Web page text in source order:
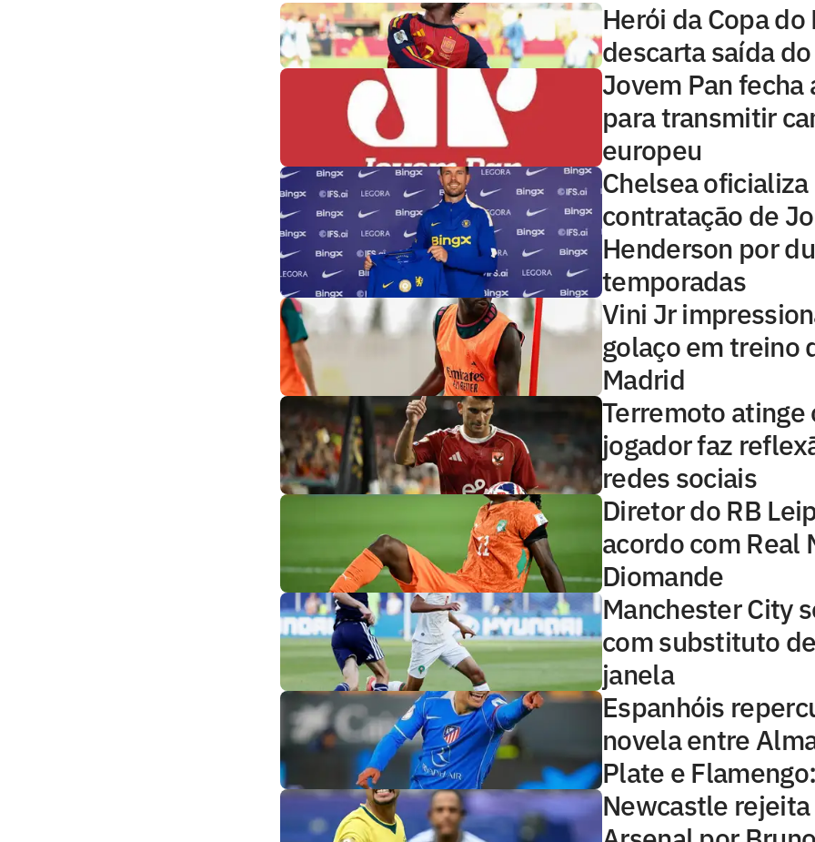
Herói da Copa
descarta saída
Jovem Pan fecha
para transmitir
europeu
Chelsea oficializa
contratação de
Henderson por
temporadas
Vini Jr
golaço em treino
Madrid
Terremoto atinge
jogador faz
redes sociais
Diretor do RB
acordo com Real
Diomande
Manchester City
com substituto
janela
Espanhóis
novela entre
Plate e
Newcastle